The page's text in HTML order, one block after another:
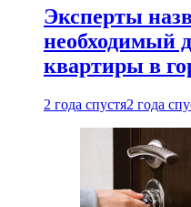
Эксперты
необходимый
квартиры в
2 года спустя2 года